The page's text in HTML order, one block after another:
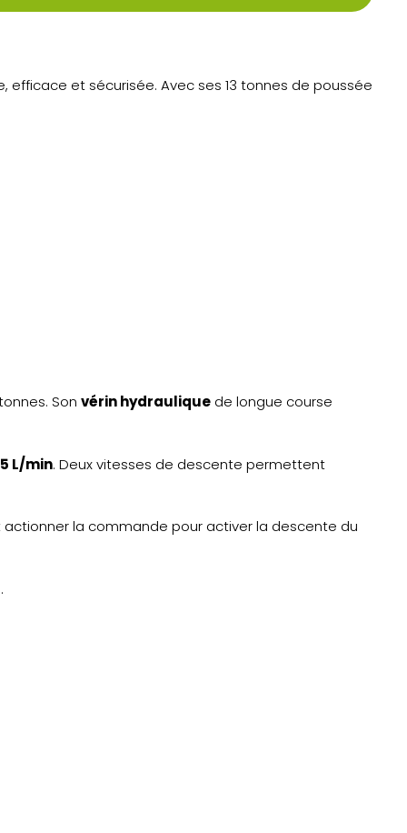
et sécurisée. Avec ses 13 tonnes de poussée
Son vérin hydrauliquede longue course
L/min. Deux vitesses de descente permettent
la commande pour activer la descente du